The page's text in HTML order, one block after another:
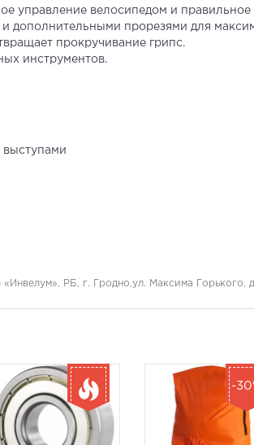
управление велосипедом и
дополнительными прорезями для
прокручивание грипс.
инструментов.
выступами
РБ, г. Гродно,ул. Максима Горького,
-